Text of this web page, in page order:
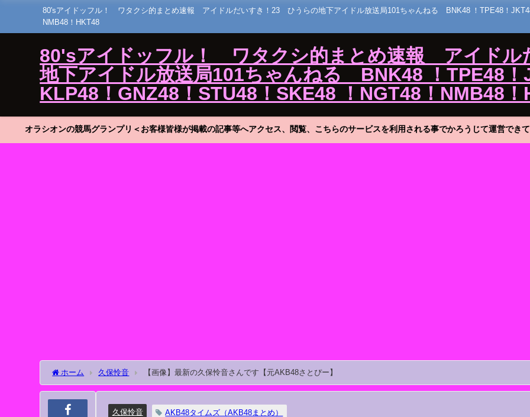
80'sアイドッフル！ ワタクシ的まとめ速報 アイドルだいすき！23 ひうらの地下アイドル放送局101ちゃんねる BNK48 ！TPE48！JKT48
NMB48！HKT48
80'sアイドッフル！ ワタクシ的まとめ速報 アイド
地下アイドル放送局101ちゃんねる BNK48 ！TPE48！
KLP48！GNZ48！STU48！SKE48 ！NGT48！NMB48！
オラシオンの競馬グランプリ＜お客様皆様が掲載の記事等へアクセス、閲覧、こちらのサービスを利用される事でかろうじて運営でき
ホーム 久保怜音 【画像】最新の久保怜音さんです【元AKB48さとぴー】
久保怜音 AKB48タイムズ（AKB48まとめ）